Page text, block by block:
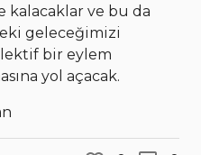
kalacaklar ve bu da
geleceğimizi
bir eylem
yol açacak.